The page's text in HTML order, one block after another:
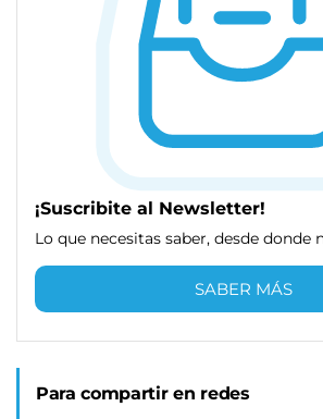
¡Suscribite al Newsletter!
Lo que necesitas saber, desde donde
SABER MÁS
Para compartir en redes